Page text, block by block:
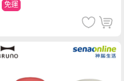
免運